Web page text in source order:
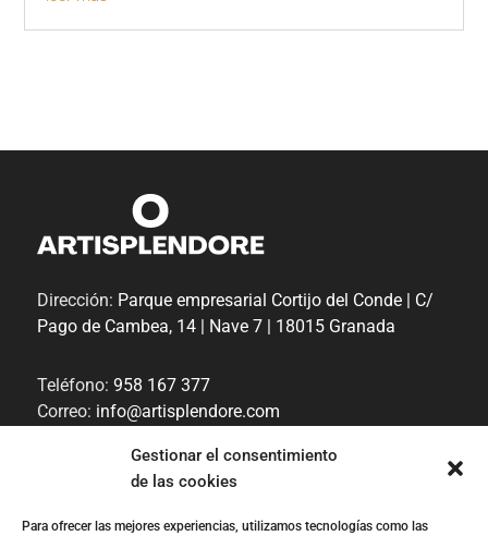
Gestionar el consentimiento
de las cookies
Para ofrecer las mejores experiencias, utilizamos tecnologías como las
Dirección: Parque empresarial Cortijo del Conde | C/
Pago de Cambea, 14 | Nave 7 | 18015 Granada
Teléfono: 958 167 377
Correo: info@artisplendore.com
Trabaja con nosotros